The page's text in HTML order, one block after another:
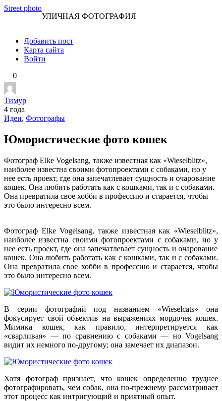
Перейти
Street photo
УЛИЧНАЯ ФОТОГРАФИЯ
Добавить пост
Карта сайта
Войти
0
Тимур
4 года
Идеи, Фотографы
Юмористические фото кошек
Фотограф Elke Vogelsang, также известная как «Wieselblitz»,
наиболее известна своими фотопроектами с собаками, но у
нее есть проект, где она запечатлевает сущность и очарование
кошек. Она любить работать как с кошками, так и с собаками.
Она превратила свое хобби в профессию и старается, чтобы
это было интересно всем.
Фотограф Elke Vogelsang, также известная как «Wieselblitz»,
наиболее известна своими фотопроектами с собаками, но у
нее есть проект, где она запечатлевает сущность и очарование
кошек. Она любить работать как с кошками, так и с собаками.
Она превратила свое хобби в профессию и старается, чтобы
это было интересно всем.
В серии фотографий под названием «Wieselcats» она
фокусирует свой объектив на выражениях мордочеккошек.
Мимика кошек, как правило, интерпретируется как
«сварливая» — по сравнению с собаками — но Vogelsang
видит их немного по-другому; она замечает их диапазон.
Хотя фотограф признает, что кошек определенно труднее
фотографировать, чем собак, она по-прежнему рассматривает
этот процесс как интригующий и приятный опыт.